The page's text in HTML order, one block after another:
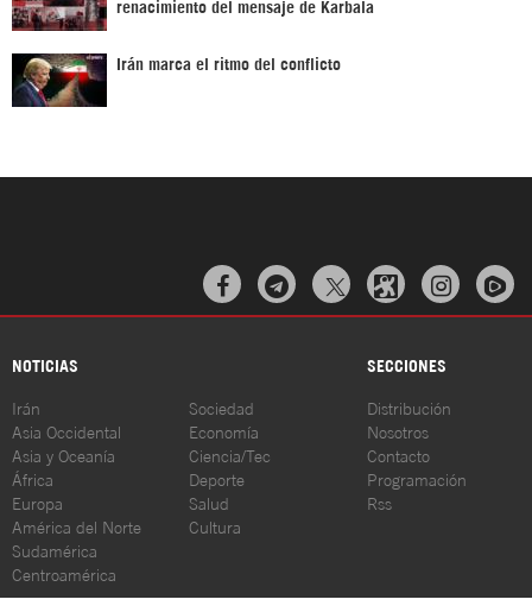
renacimiento del mensaje de Karbala
Irán marca el ritmo del conflicto
  
NOTICIAS SECCIONES
Irán
Asia Occidental
Asia y Oceanía
África
Europa
América del Norte
Sudamérica
Centroamérica
Sociedad
Economía
Ciencia/Tec
Deporte
Salud
Cultura
Distribución
Nosotros
Contacto
Programación
Rss